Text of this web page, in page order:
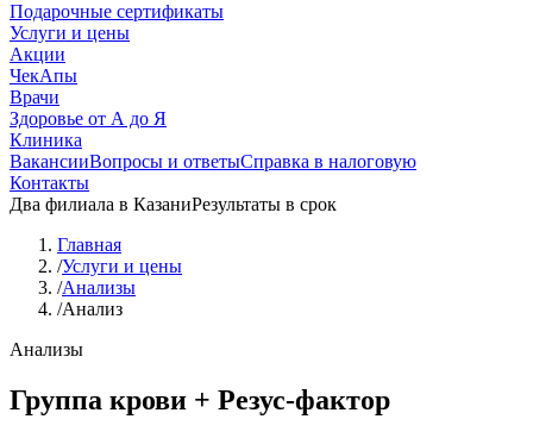
Подарочные сертификаты
Услуги и цены
Акции
ЧекАпы
Врачи
Здоровье от А до Я
Клиника
ВакансииВопросы и ответыСправка в налоговую
Контакты
Два филиала в КазаниРезультаты в срок
Главная
/Услуги и цены
/Анализы
/Анализ
Анализы
Группа крови + Резус-фактор